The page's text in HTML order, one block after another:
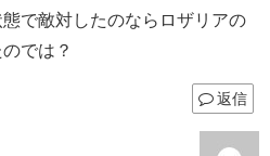
で敵対したのならロザリアの
では？
返信